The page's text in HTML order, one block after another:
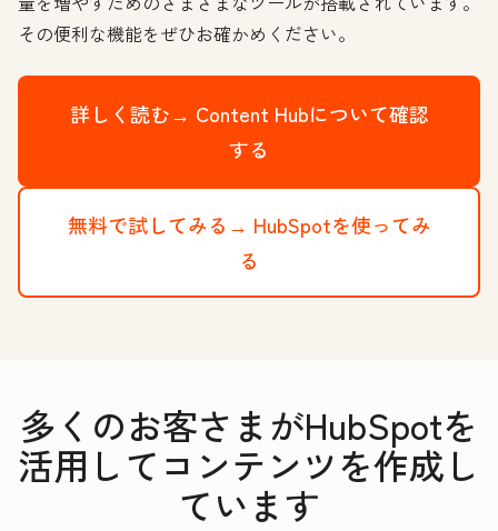
その便利な機能をぜひお確かめください。
詳しく読む→ Content Hubについて確認
する
無料で試してみる→ HubSpotを使ってみ
る
多くのお客さまがHubSpotを
活用してコンテンツを作成し
ています